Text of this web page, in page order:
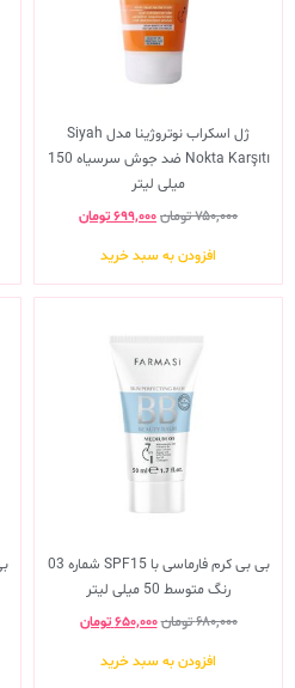
ژل اسکراب نوتروژینا مدل Siyah
Nokta Karşıtı ضد جوش سرسیاه 150
میلی لیتر
۷۵۰,۰۰۰تومان۶۹۹,۰۰۰تومان
افزودن به سبد خرید
بی بی کرم فارماسی با SPF15 شماره 03
رنگ متوسط 50 میلی لیتر
۶۸۰,۰۰۰تومان۶۵۰,۰۰۰ تومان
افزودن به سبد خرید